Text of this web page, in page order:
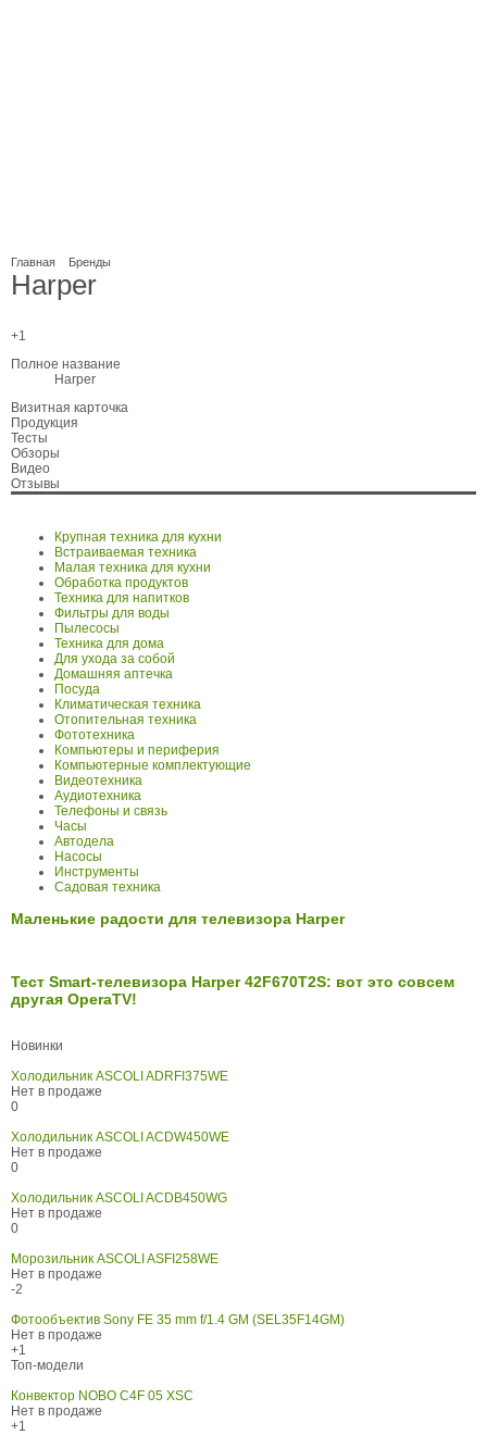
Главная Бренды
Harper
+1
Полное название
Harper
Визитная карточка
Продукция
Тесты
Обзоры
Видео
Отзывы
Крупная техника для кухни
Встраиваемая техника
Малая техника для кухни
Обработка продуктов
Техника для напитков
Фильтры для воды
Пылесосы
Техника для дома
Для ухода за собой
Домашняя аптечка
Посуда
Климатическая техника
Отопительная техника
Фототехника
Компьютеры и периферия
Компьютерные комплектующие
Видеотехника
Аудиотехника
Телефоны и связь
Часы
Автодела
Насосы
Инструменты
Садовая техника
Маленькие радости для телевизора Harper
Тест Smart-телевизора Harper 42F670T2S: вот это совсем
другая OperaTV!
Новинки
Холодильник ASCOLI ADRFI375WE
Нет в продаже
0
Холодильник ASCOLI ACDW450WE
Нет в продаже
0
Холодильник ASCOLI ACDB450WG
Нет в продаже
0
Морозильник ASCOLI ASFI258WE
Нет в продаже
-2
Фотообъектив Sony FE 35 mm f/1.4 GM (SEL35F14GM)
Нет в продаже
+1
Топ-модели
Конвектор NOBO C4F 05 XSC
Нет в продаже
+1